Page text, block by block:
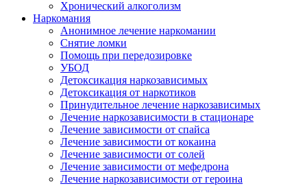
Хронический алкоголизм
Наркомания
Анонимное лечение наркомании
Снятие ломки
Помощь при передозировке
УБОД
Детоксикация наркозависимых
Детоксикация от наркотиков
Принудительное лечение наркозависимых
Лечение наркозависимости в стационаре
Лечение зависимости от спайса
Лечение зависимости от кокаина
Лечение зависимости от солей
Лечение зависимости от мефедрона
Лечение наркозависимости от героина